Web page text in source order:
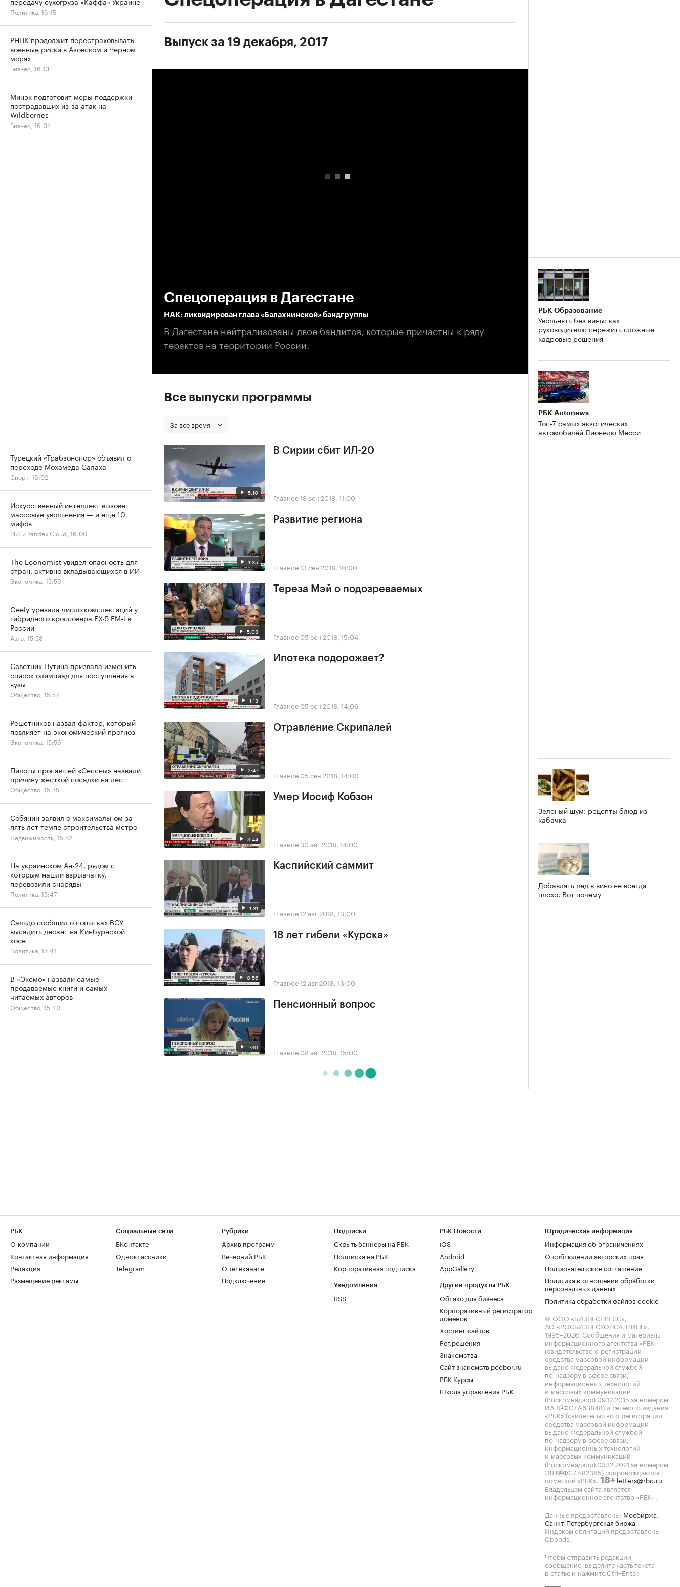
Выпуск за 19 декабря, 2017
Спецоперация в Дагестане
НАК: ликвидирован глава «Балахнинской» бандгруппы
В Дагестане нейтрализованы двое бандитов, которые причастны к ряду
терактов на территории России.
Все выпуски программы
За все время
5:10
В Сирии сбит ИЛ-20
Главное18 сен 2018, 11:00
1:35
Развитие региона
Главное13 сен 2018, 10:00
5:03
Тереза Мэй о подозреваемых
Главное 05 сен 2018, 15:04
1:13
Ипотека подорожает?
Главное 05 сен 2018, 14:06
2:47
Отравление Скрипалей
Главное 05 сен 2018, 14:00
3:44
Умер Иосиф Кобзон
Главное30 авг 2018, 14:00
1:31
Каспийский саммит
Главное12 авг 2018, 13:00
0:56
18 лет гибели «Курска»
Главное12 авг 2018, 13:00
1:30
Пенсионный вопрос
Главное 08 авг 2018, 15:00
РБК Образование
Увольнять без вины: как
руководителю пережить сложные
кадровые решения
РБК Autonews
Топ-7 самых экзотических
автомобилей Лионелю Месси
Зеленый шум: рецепты блюд из
кабачка
Добавлять лед в вино не всегда
плохо. Вот почему
Политика, 16:15
РНПК продолжит перестраховывать
военные риски в Азовском и Черном
морях
Бизнес, 16:13
Минэк подготовит меры поддержки
пострадавших из-за атак на
Wildberries
Бизнес, 16:04
Турецкий «Трабзонспор» объявил о
переходе Мохамеда Салаха
Спорт, 16:02
Искусственный интеллект вызовет
массовые увольнения — и еще 10
мифов
РБК и Yandex Cloud, 16:00
The Economist увидел опасность для
стран, активно вкладывающихся в ИИ
Экономика, 15:59
Geely урезала число комплектаций у
гибридного кроссовера EX-5 EM-i в
России
Авто, 15:58
Советник Путина призвала изменить
список олимпиад для поступления в
вузы
Общество, 15:57
Решетников назвал фактор, который
повлияет на экономический прогноз
Экономика, 15:56
Пилоты пропавшей «Сессны» назвали
причину жесткой посадки на лес
Общество, 15:55
Собянин заявил о максимальном за
пять лет темпе строительства метро
Недвижимость, 15:52
На украинском Ан-24, рядом с
которым нашли взрывчатку,
перевозили снаряды
Политика, 15:47
Сальдо сообщил о попытках ВСУ
высадить десант на Кинбурнской
косе
Политика, 15:41
В «Эксмо» назвали самые
продаваемые книги и самых
читаемых авторов
Общество, 15:40
РБК
О компании
Контактная информация
Редакция
Размещение рекламы
Социальные сети
ВКонтакте
Одноклассники
Telegram
Рубрики
Архив программ
Вечерний РБК
О телеканале
Подключение
Подписки
Скрыть баннеры на РБК
Подписка на РБК
Корпоративная подписка
Уведомления
RSS
РБК Новости
iOS
Android
AppGallery
Другие продукты РБК
Облако для бизнеса
Корпоративный регистратор
доменов
Хостинг сайтов
Рег.решения
Знакомства
Сайт знакомств podbor.ru
РБК Курсы
Школа управления РБК
Юридическая информация
Информация об ограничениях
О соблюдении авторских прав
Пользовательское соглашение
Политика в отношении обработки
персональных данных
Политика обработки файлов cookie
© ООО «БИЗНЕСПРЕСС»,
АО «РОСБИЗНЕСКОНСАЛТИНГ»,
1995–2026. Сообщения и материалы
информационного агентства «РБК»
(свидетельство о регистрации
средства массовой информации
выдано Федеральной службой
по надзору в сфере связи,
информационных технологий
и массовых коммуникаций
(Роскомнадзор) 09.12.2015 за номером
ИА №ФС77-63848) и сетевого издания
«РБК» (свидетельство о регистрации
средства массовой информации
выдано Федеральной службой
по надзору в сфере связи,
информационных технологий
и массовых коммуникаций
(Роскомнадзор) 03.12.2021 за номером
ЭЛ №ФС77-82385) сопровождаются
пометкой «РБК». 18+ letters@rbc.ru
Владельцем сайта является
информационное агентство «РБК».
Данные предоставлены: Мосбиржа,
Санкт-Петербургская биржа.
Индексы облигаций предоставлены
Cbonds.
Чтобы отправить редакции
сообщение, выделите часть текста
в статье и нажмите Ctrl+Enter